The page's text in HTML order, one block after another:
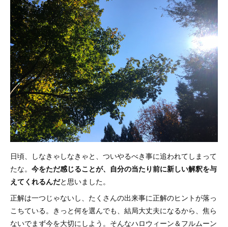
日頃、しなきゃしなきゃと、ついやるべき事に追われてしまって
たな。 今をただ感じることが、自分の当たり前に新しい解釈を与
えてくれるんだと思いました。
正解は一つじゃないし、たくさんの出来事に正解のヒントが落っ
こちている。きっと何を選んでも、結局大丈夫になるから、焦ら
ないでまず今を大切にしよう。そんなハロウィーン＆フルムーン